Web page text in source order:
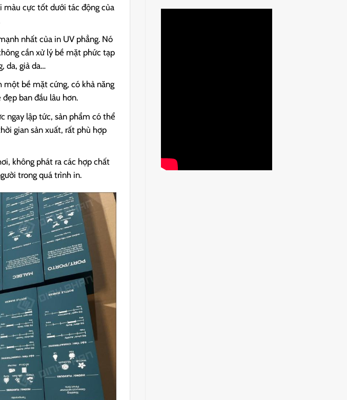
màu cực tốt dưới tác động của
nhất của in UV phẳng. Nó
cần xử lý bề mặt phức tạp
da, giả da…
một bề mặt cứng, có khả năng
ban đầu lâu hơn.
ngay lập tức, sản phẩm có thể
gian sản xuất, rất phù hợp
không phát ra các hợp chất
trong quá trình in.